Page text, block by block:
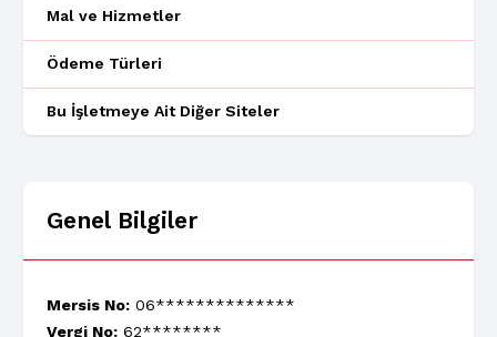
Mal ve Hizmetler
Ödeme Türleri
Bu İşletmeye Ait Diğer Siteler
Genel Bilgiler
Mersis No: 06**************
Vergi No: 62********